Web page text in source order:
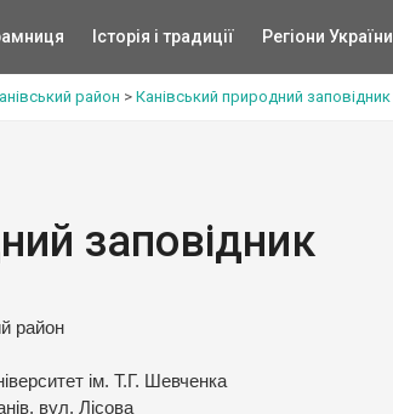
Історія і традиції Регіони України
район > Канівський природний заповідник
заповідник
район
ім. Т.Г. Шевченка
вул. Лісова